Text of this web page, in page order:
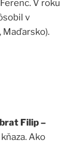
V roku
v
Maďarsko).
brat Filip –
Ako